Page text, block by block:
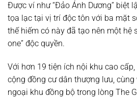
Được ví như “Đảo Ánh Dương” biệt
tọa lạc tại vị trí độc tôn với ba mặt
thế hiếm có này đã tạo nên một hệ
one” độc quyền.
Với hơn 19 tiện ích nội khu cao
cộng đồng cư dân thượng lưu,
ngoại khu đồng bộ trong lòng The